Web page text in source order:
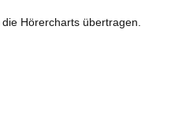
Hörercharts übertragen.